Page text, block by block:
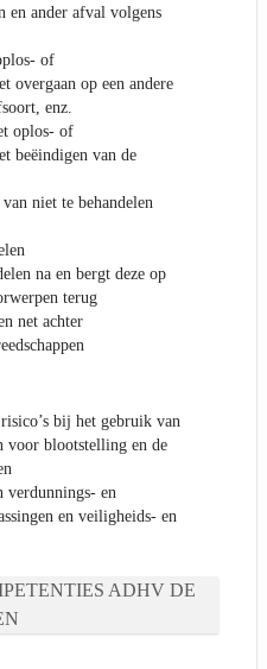
en ander afval volgens
of
overgaan op een andere
enz.
oplos- of
beëindigen van de
niet te behandelen
na en bergt deze op
terug
net achter
bij het gebruik van
voor blootstelling en de
verdunnings- en
en veiligheids- en
ADHV DE